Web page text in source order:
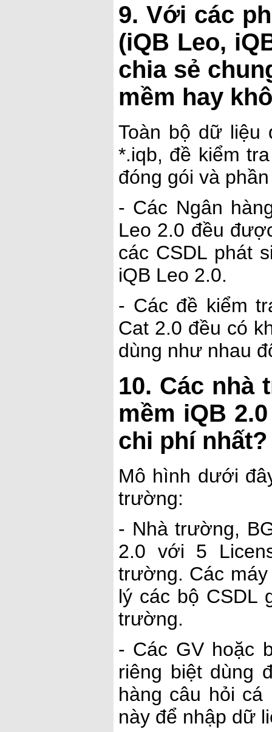
9. Với các
(iQB Leo,
chia sẻ
mềm hay
Toàn bộ dữ liệu
*.iqb, đề kiểm
đóng gói và
- Các Ngân
Leo 2.0 đều
các CSDL phát
iQB Leo 2.0.
- Các đề kiểm
Cat 2.0 đều có
dùng như nhau
10. Các nhà
mềm iQB
chi phí nhất?
Mô hình dưới
trường:
- Nhà trường,
2.0 với 5
trường. Các
lý các bộ CSDL
trường.
- Các GV hoặc
riêng biệt dùng
hàng câu hỏi cá
này để nhập dữ